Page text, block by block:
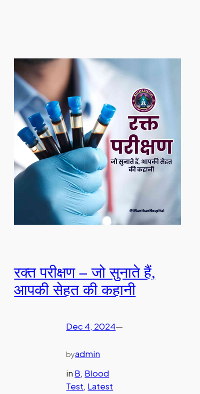
रक्त परीक्षण – जो सुनाते हैं,
आपकी सेहत की कहानी
Dec 4, 2024—
byadmin
in B, Blood
Test, Latest